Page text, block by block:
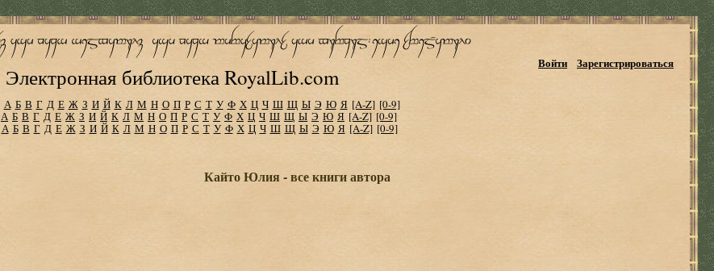
Электронная библиотека RoyalLib.com
Войти Зарегистрироваться
А Б В Г Д Е Ж З И Й К Л М Н О П Р С Т У Ф Х Ц Ч Ш Щ Ы Э Ю Я [A-Z] [0-9]
А Б В Г Д Е Ж З И Й К Л М Н О П Р С Т У Ф Х Ц Ч Ш Щ Ы Э Ю Я [A-Z] [0-9]
А Б В Г Д Е Ж З И Й К Л М Н О П Р С Т У Ф Х Ц Ч Ш Щ Ы Э Ю Я [A-Z] [0-9]
Кайто Юлия - все книги автора